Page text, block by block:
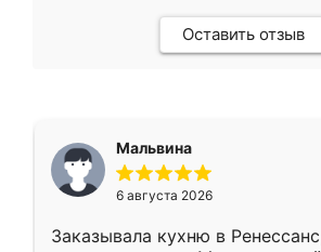
Оставить отзыв
Мальвина
6 августа 2026
Заказывала кухню в